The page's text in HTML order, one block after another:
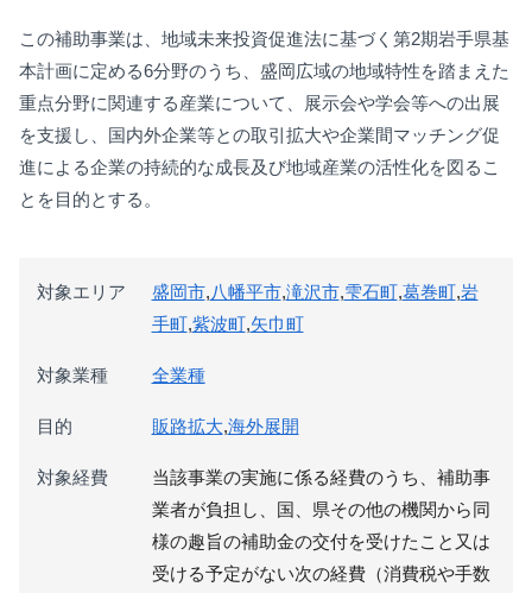
この補助事業は、地域未来投資促進法に基づく第2期岩手県基
本計画に定める6分野のうち、盛岡広域の地域特性を踏まえた
重点分野に関連する産業について、展示会や学会等への出展
を支援し、国内外企業等との取引拡大や企業間マッチング促
進による企業の持続的な成長及び地域産業の活性化を図るこ
とを目的とする。
対象エリア 盛岡市,八幡平市,滝沢市,雫石町,葛巻町,岩
手町,紫波町,矢巾町
対象業種 全業種
目的 販路拡大,海外展開
対象経費
当該事業の実施に係る経費のうち、補助事
業者が負担し、国、県その他の機関から同
様の趣旨の補助金の交付を受けたこと又は
受ける予定がない次の経費（消費税や手数